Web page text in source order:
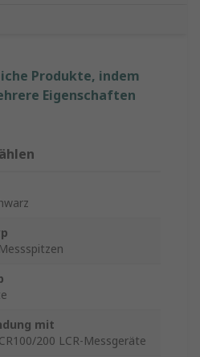
Produkte, indem
Eigenschaften
mit
200 LCR-Messgeräte